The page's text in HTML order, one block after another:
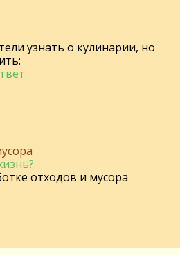
узнать о кулинарии, но
отходов и мусора